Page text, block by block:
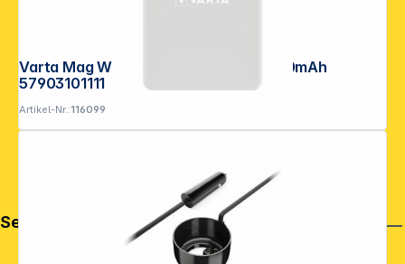
Varta Mag Wireless Power Bank 5.000mAh
57903101111
Artikel-Nr.:116099
Service